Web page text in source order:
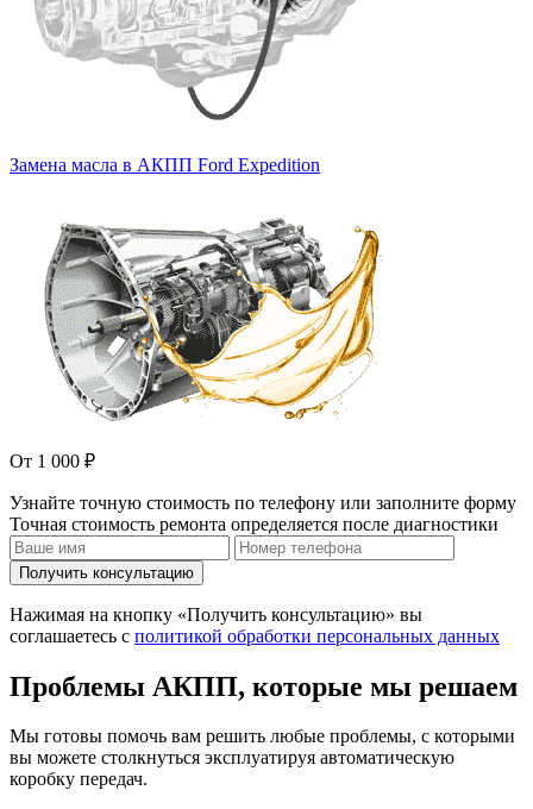
Замена масла в АКПП Ford Expedition
От 1 000 ₽
Узнайте точную стоимость по телефону или заполните форму
Точная стоимость ремонта определяется после диагностики
Получить консультацию
Нажимая на кнопку «Получить консультацию» вы
соглашаетесь с политикой обработки персональных данных
Проблемы АКПП, которые мы решаем
Мы готовы помочь вам решить любые проблемы, с которыми
вы можете столкнуться эксплуатируя автоматическую
коробку передач.